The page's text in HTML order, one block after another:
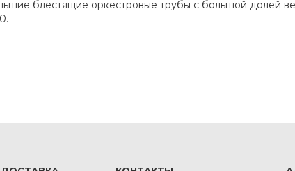
блестящие оркестровые трубы с большой долей